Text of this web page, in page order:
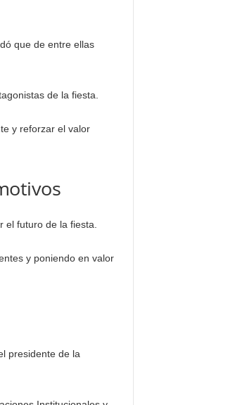
que de entre ellas
de la fiesta.
y reforzar el valor
futuro de la fiesta.
y poniendo en valor
presidente de la